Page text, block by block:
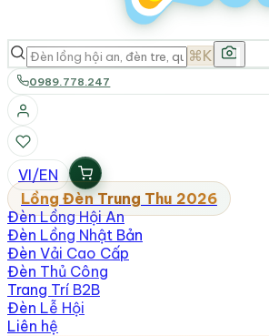
⌘K
0989.778.247
VI/EN
Lồng Đèn Trung Thu 2026
Đèn Lồng Hội An
Đèn Lồng Nhật Bản
Đèn Vải Cao Cấp
Đèn Thủ Công
Trang Trí B2B
Đèn Lễ Hội
Liên hệ